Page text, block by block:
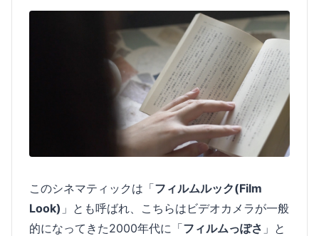
このシネマティックは「フィルムルック(Film
Look) 」とも呼ばれ、こちらはビデオカメラが一般
的になってきた2000年代に「フィルムっぽさ 」と